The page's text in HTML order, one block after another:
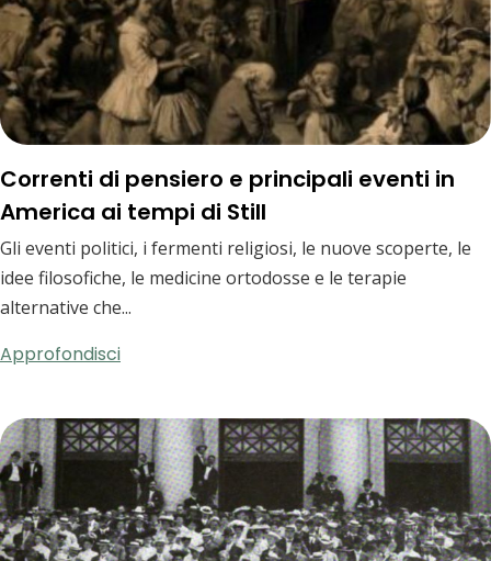
Correnti di pensiero e principali eventi in
America ai tempi di Still
Gli eventi politici, i fermenti religiosi, le nuove scoperte, le
idee filosofiche, le medicine ortodosse e le terapie
alternative che...
Approfondisci